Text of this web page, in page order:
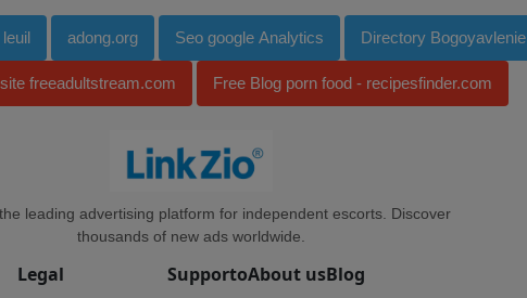
adong.org Seo google Analytics Directory Bogoyavlenie
freeadultstream.com Free Blog porn food - recipesfinder.com
leading advertising platform for independent escorts. Discover
thousands of new ads worldwide.
Legal SupportoAbout usBlog